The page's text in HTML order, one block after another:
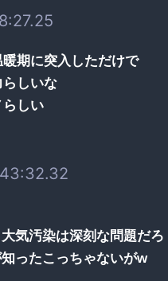
期に突入しただけで
しいな
らしい
気汚染は深刻な問題だろ
ったこっちゃないがw